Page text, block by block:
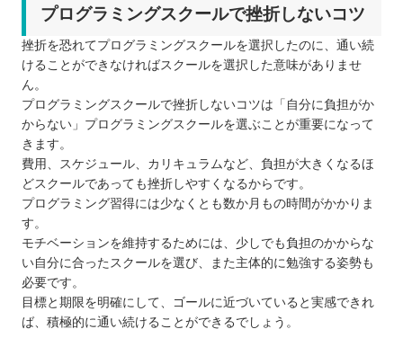
プログラミングスクールで挫折しないコツ
挫折を恐れてプログラミングスクールを選択したのに、通い続
けることができなければスクールを選択した意味がありませ
ん。
プログラミングスクールで挫折しないコツは「自分に負担がか
からない」プログラミングスクールを選ぶことが重要になって
きます。
費用、スケジュール、カリキュラムなど、負担が大きくなるほ
どスクールであっても挫折しやすくなるからです。
プログラミング習得には少なくとも数か月もの時間がかかりま
す。
モチベーションを維持するためには、少しでも負担のかからな
い自分に合ったスクールを選び、また主体的に勉強する姿勢も
必要です。
目標と期限を明確にして、ゴールに近づいていると実感できれ
ば、積極的に通い続けることができるでしょう。